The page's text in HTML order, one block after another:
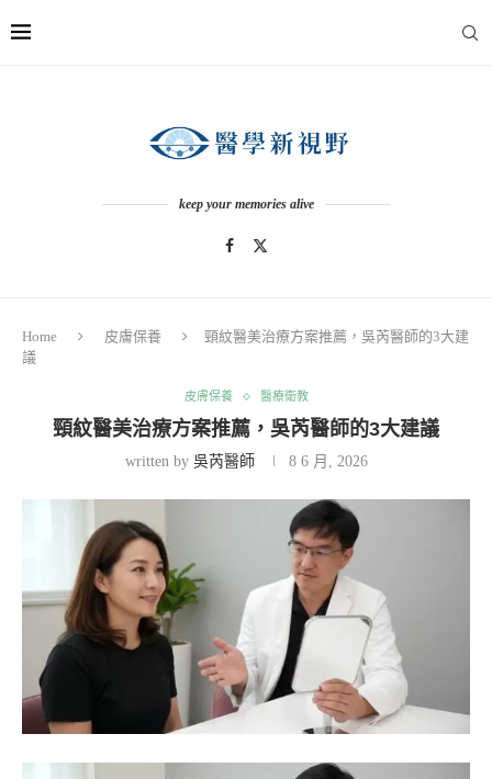
keep your memories alive
Home 皮膚保養
頸紋醫美治療方案推薦，吳芮醫師的3大建
議
皮膚保養 醫療衛教
頸紋醫美治療方案推薦，吳芮醫師的3大建議
written by 吳芮醫師 8 6 月, 2026